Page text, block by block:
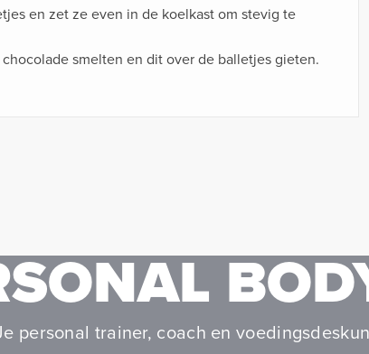
en zet ze even in de koelkast om stevig te
smelten en dit over de balletjes gieten.
personal trainer, coach en